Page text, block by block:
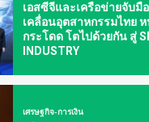
เอสซีจีและเครือข่ายจับมื
เคลื่อนอุตสาหกรรมไทย
กระโดด โตไปด้วยกัน สู่
INDUSTRY
เศรษฐกิจ-การเงิน